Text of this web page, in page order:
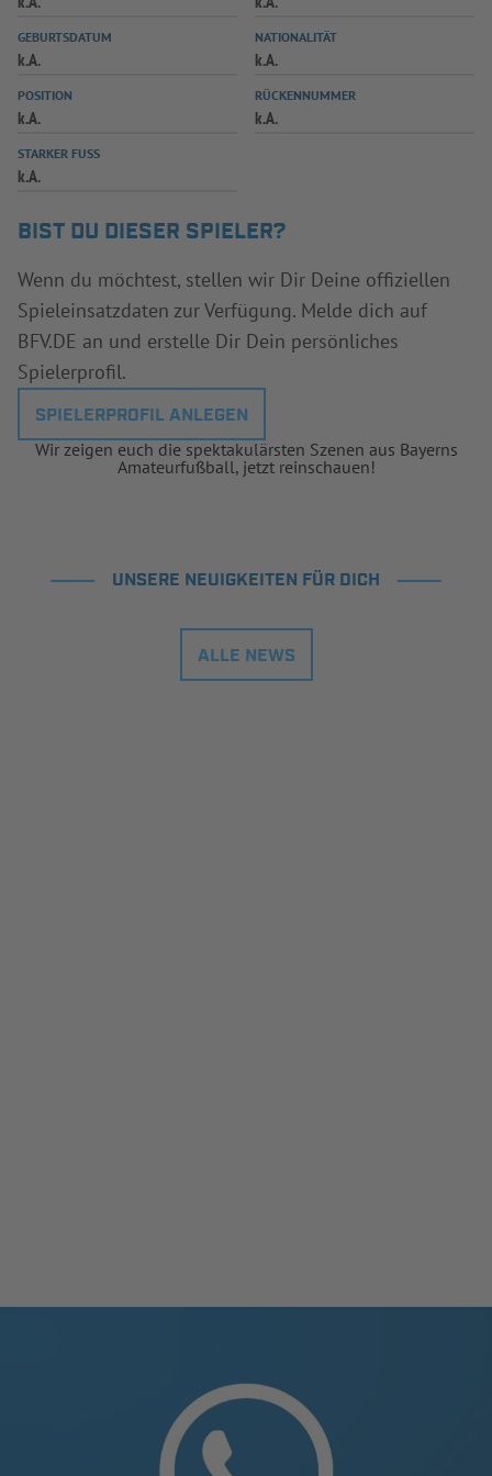
SPIELPLUS
GEBURTSDATUM
k.A.
NATIONALITÄT
k.A.
POSITION
k.A.
RÜCKENNUMMER
k.A.
STARKER FUSS
k.A.
BIST DU DIESER SPIELER?
Wenn du möchtest, stellen wir Dir Deine offiziellen
Spieleinsatzdaten zur Verfügung. Melde dich auf
BFV.DE an und erstelle Dir Dein persönliches
Spielerprofil.
SPIELERPROFIL ANLEGEN
Wir zeigen euch die spektakulärsten Szenen aus Bayerns
Amateurfußball, jetzt reinschauen!
UNSERE NEUIGKEITEN FÜR DICH
ALLE NEWS